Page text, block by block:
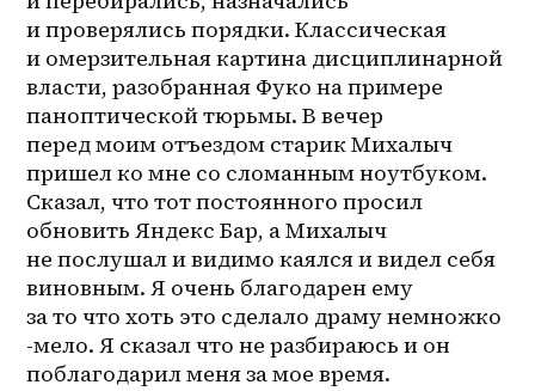
и проверялись порядки. Классическая
и омерзительная картина дисциплинарной
власти, разобранная Фуко на примере
паноптической тюрьмы. В вечер
перед моим отъездом старик Михалыч
пришел ко мне со сломанным ноутбуком.
Сказал, что тот постоянного просил
обновить Яндекс Бар, а Михалыч
не послушал и видимо каялся и видел себя
виновным. Я очень благодарен ему
за то что хоть это сделало драму немножко
-мело. Я сказал что не разбираюсь и он
поблагодарил меня за мое время.